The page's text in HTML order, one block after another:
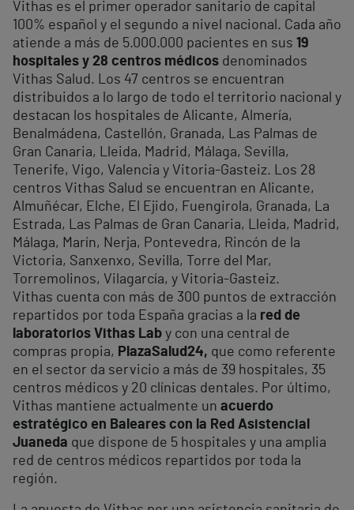
Vithas es el primer operador sanitario de capital
100% español y el segundo a nivel nacional. Cada año
atiende a más de 5.000.000 pacientes en sus 19
hospitales y 28 centros médicos denominados
Vithas Salud. Los 47 centros se encuentran
distribuidos a lo largo de todo el territorio nacional y
destacan los hospitales de Alicante, Almería,
Benalmádena, Castellón, Granada, Las Palmas de
Gran Canaria, Lleida, Madrid, Málaga, Sevilla,
Tenerife, Vigo, Valencia y Vitoria-Gasteiz. Los 28
centros Vithas Salud se encuentran en Alicante,
Almuñécar, Elche, El Ejido, Fuengirola, Granada, La
Estrada, Las Palmas de Gran Canaria, Lleida, Madrid,
Málaga, Marín, Nerja, Pontevedra, Rincón de la
Victoria, Sanxenxo, Sevilla, Torre del Mar,
Torremolinos, Vilagarcía, y Vitoria-Gasteiz.
Vithas cuenta con más de 300 puntos de extracción
repartidos por toda España gracias a la red de
laboratorios Vithas Lab y con una central de
compras propia, PlazaSalud24, que como referente
en el sector da servicio a más de 39 hospitales, 35
centros médicos y 20 clínicas dentales. Por último,
Vithas mantiene actualmente un acuerdo
estratégico en Baleares con la Red Asistencial
Juaneda que dispone de 5 hospitales y una amplia
red de centros médicos repartidos por toda la
región.